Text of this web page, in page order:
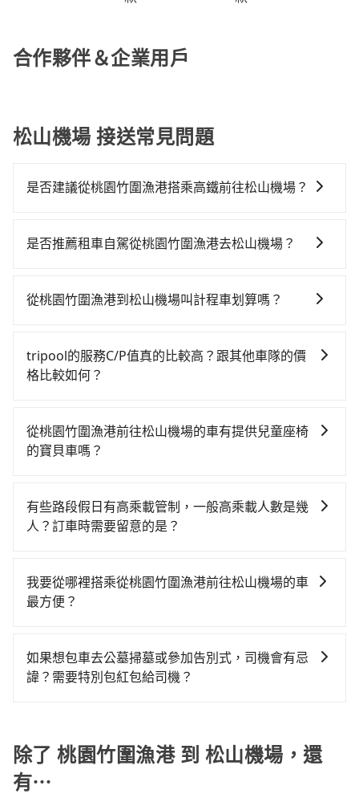
合作夥伴＆企業用戶
松山機場 接送常見問題
是否建議從桃園竹圍漁港搭乘高鐵前往松山機場？
較貴、費時、轉車麻煩！桃園-台北雖然一天最多時有74
市大園區) 前往最靠近的桃園高鐵站，叫一輛計程車花費
分鐘（平均20分）的高鐵從桃園站前往台北高鐵站，每
人票價160元，再用15分鐘出站、等待車站前排班的計
小時27分鐘，假設2位同行，高鐵加轉乘之平均每人花費
為510元。但如果全程使用tripool並到府專車接送，則
會額外浪費45分鐘在轉乘與等車上，現在還不馬上來預
約tripool！如果你是獨自一人乘車，也可參考tripool的
是否推薦租車自駕從桃園竹圍漁港去松山機場？
路邊多天不用車，停車費與租車費用都是不小開支。
從桃園竹圍漁港到松山機場叫計程車划算嗎？
灣大車隊、Uber、Line Taxi、Yoxi等，如果在路邊攔不
到車，也可考慮打電話至附近的計程車隊，如大園多元
間，但如改預約tripool可省高達$500。綜合以上，無論
在價格或服務品質上，tripool都是你從桃園竹圍漁港到
tripool的服務C/P值真的比較高？跟其他車隊的價
格比較如何？
市場上稍具規模且合法經營的業者，有以短程與城市為
主的台灣大車隊、大都會、LINE Taxi、Uber，機場接送
單程接送與跨縣市計時包車，不論從哪邊去哪裡（當然
也包括桃園竹圍漁港去松山機場），全台保證出車。由
從桃園竹圍漁港前往松山機場的車有提供兒童座椅
的寶貝車嗎？
繫好安全帶，如四歲以下或身高不足的幼童無法正常綁
安全帶，則需使用嬰兒/兒童座椅或輔以增高墊。如有幼
如有新生兒需要0~1歲的嬰兒後向汽座，可先向客服人員
確認庫存再行租用，每個300元。當然，更鼓勵父母自行
有些路段假日有高乘載管制，一般高乘載人數是幾
人？訂車時需要留意的是？
道路安全，政府會實施高乘載管制，限制只有符合以下
四種車輛可以通行：(一) 乘載3人(含駕駛和小孩)以上的
行證之小型車。如果您的出行路線會經過高乘載管制時
段和路段，建議最好配合至少兩名以上乘客。
我要從哪裡搭乘從桃園竹圍漁港前往松山機場的車
最方便？
落，只要有路能到、Google地圖上能標註、GPS上能找
得到，我們就保證發車。直接在官網上輸入住家地址、
如果想包車去公墓掃墓或參加告別式，司機會有忌
諱？需要特別包紅包給司機？
如需要載運骨灰罈或在車上進行法事等作業，建議在訂
車前先向客服詢問是否有相應的司機可配合，以避免後
續爭議。此外，是否需要給司機紅包或小費，則可以由
除了 桃園竹圍漁港 到 松山機場，還
有⋯